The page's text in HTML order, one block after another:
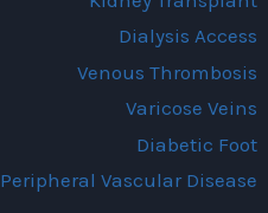
Dialysis Access
Venous Thrombosis
Varicose Veins
Diabetic Foot
Peripheral Vascular Disease